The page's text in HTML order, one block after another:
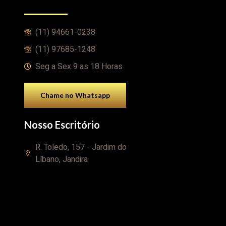
(11) 94661-0238
(11) 97685-1248
Seg a Sex 9 as 18 Horas
Chame no Whatsapp
Nosso Escritório
R. Toledo, 157 - Jardim do
Líbano, Jandira